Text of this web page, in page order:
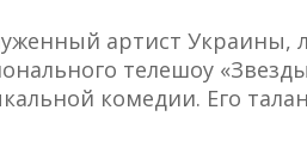
артист Украины,
телешоу
комедии. Его